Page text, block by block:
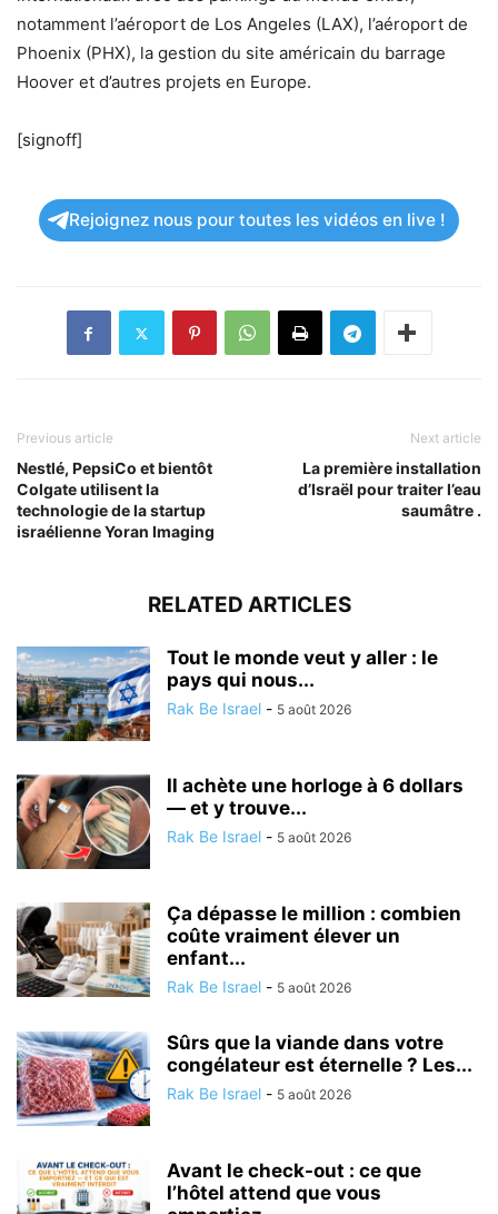
notamment l’aéroport de Los Angeles (LAX), l’aéroport de
Phoenix (PHX), la gestion du site américain du barrage
Hoover et d’autres projets en Europe.
[signoff]
Rejoignez nous pour toutes les vidéos en live !
Previous article
Nestlé, PepsiCo et bientôt
Colgate utilisent la
technologie de la startup
israélienne Yoran Imaging
Next article
La première installation
d’Israël pour traiter l’eau
saumâtre .
RELATED ARTICLES
Tout le monde veut y aller : le
pays qui nous...
Rak Be Israel - 5 août 2026
Il achète une horloge à 6 dollars
— et y trouve...
Rak Be Israel - 5 août 2026
Ça dépasse le million : combien
coûte vraiment élever un
enfant...
Rak Be Israel - 5 août 2026
Sûrs que la viande dans votre
congélateur est éternelle ? Les...
Rak Be Israel - 5 août 2026
Avant le check-out : ce que
l’hôtel attend que vous